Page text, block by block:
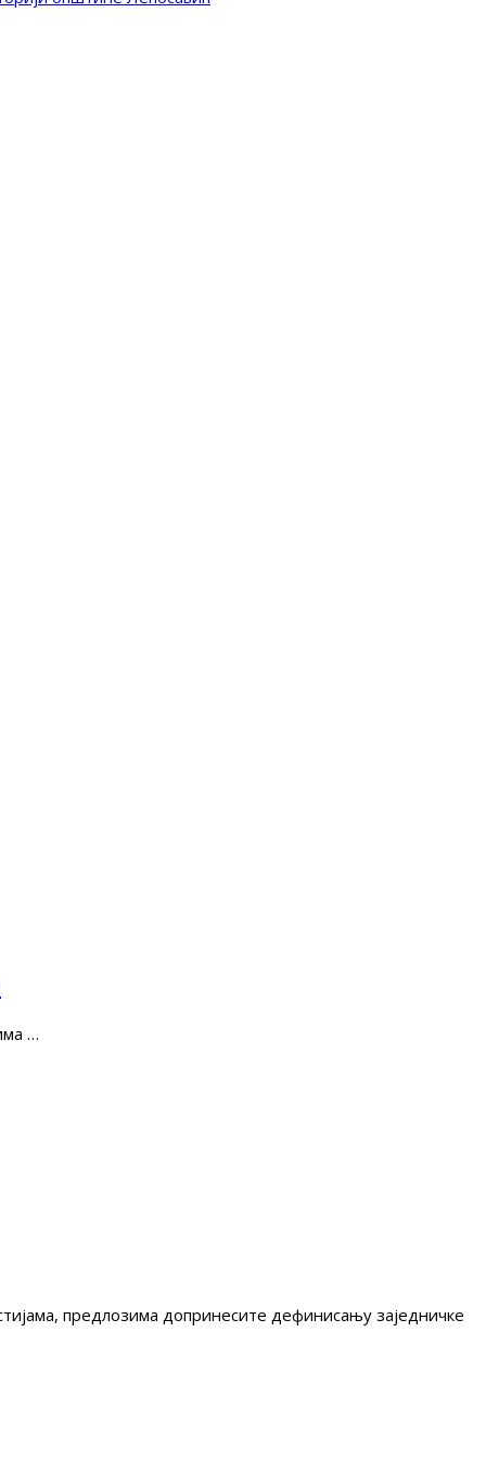
…
предлозима допринесите дефинисању заједничке